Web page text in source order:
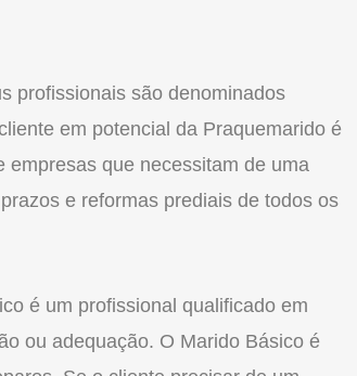
profissionais são denominados
em potencial da Praquemarido é
que necessitam de uma
e reformas prediais de todos os
é um profissional qualificado em
ou adequação. O Marido Básico é